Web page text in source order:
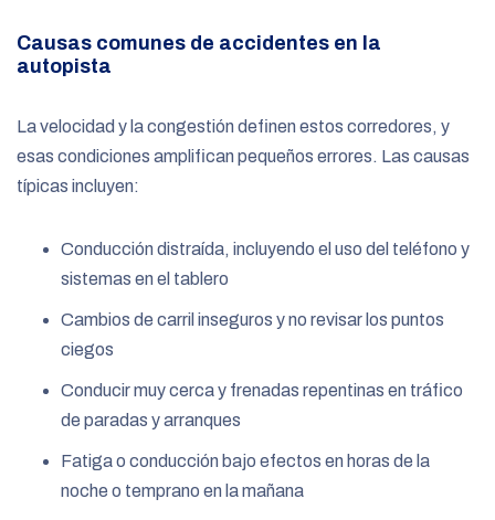
Causas comunes de accidentes en la
autopista
La velocidad y la congestión definen estos corredores, y
esas condiciones amplifican pequeños errores. Las causas
típicas incluyen:
Conducción distraída, incluyendo el uso del teléfono y
sistemas en el tablero
Cambios de carril inseguros y no revisar los puntos
ciegos
Conducir muy cerca y frenadas repentinas en tráfico
de paradas y arranques
Fatiga o conducción bajo efectos en horas de la
noche o temprano en la mañana